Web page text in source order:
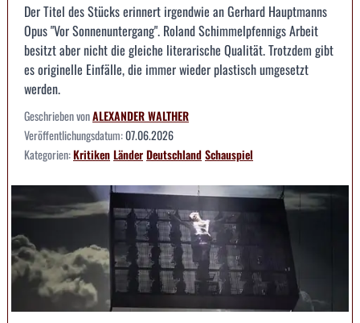
Der Titel des Stücks erinnert irgendwie an Gerhard Hauptmanns
Opus "Vor Sonnenuntergang". Roland Schimmelpfennigs Arbeit
besitzt aber nicht die gleiche literarische Qualität. Trotzdem gibt
es originelle Einfälle, die immer wieder plastisch umgesetzt
werden.
Geschrieben vonALEXANDER WALTHER
Veröffentlichungsdatum:07.06.2026
Kategorien:KritikenLänderDeutschlandSchauspiel